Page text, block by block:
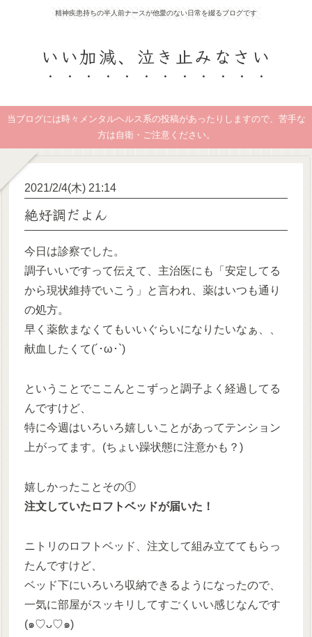
精神疾患持ちの半人前ナースが他愛のない日常を綴るブログです
いい加減、泣き止みなさい
当ブログには時々メンタルヘルス系の投稿があったりしますので、苦手な
方は自衛・ご注意ください。
2021/2/4(木) 21:14
絶好調だよん
今日は診察でした。
調子いいですって伝えて、主治医にも「安定してる
から現状維持でいこう」と言われ、薬はいつも通り
の処方。
早く薬飲まなくてもいいぐらいになりたいなぁ、、
献血したくて(´･ω･`)
ということでここんとこずっと調子よく経過してる
んですけど、
特に今週はいろいろ嬉しいことがあってテンション
上がってます。(ちょい躁状態に注意かも？)
嬉しかったことその①
注文していたロフトベッドが届いた！
ニトリのロフトベッド、注文して組み立ててもらっ
たんですけど、
ベッド下にいろいろ収納できるようになったので、
一気に部屋がスッキリしてすごくいい感じなんです
(๑♡ᴗ♡๑)